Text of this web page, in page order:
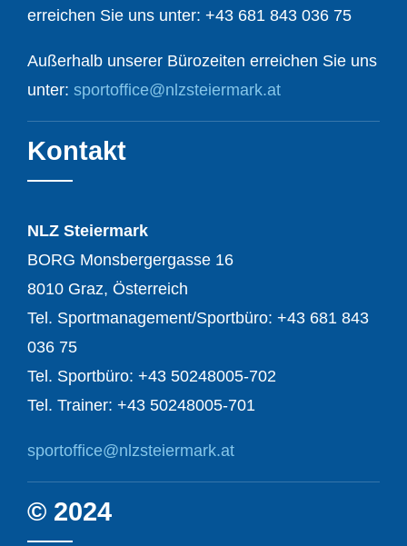
erreichen Sie uns unter: +43 681 843 036 75
Außerhalb unserer Bürozeiten erreichen Sie uns
unter: sportoffice@nlzsteiermark.at
Kontakt
NLZ Steiermark
BORG Monsbergergasse 16
8010 Graz, Österreich
Tel. Sportmanagement/Sportbüro: +43 681 843
036 75
Tel. Sportbüro: +43 50248005-702
Tel. Trainer: +43 50248005-701
sportoffice@nlzsteiermark.at
© 2024